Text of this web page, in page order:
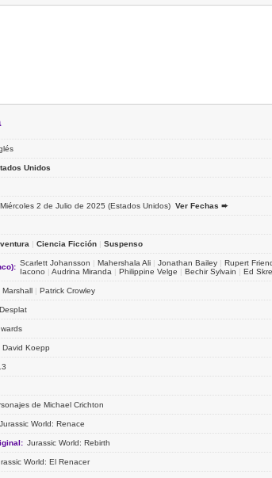
Unidos
Miércoles 2 de Julio de 2025 (Estados Unidos) Ver Fechas ➨
| Ciencia Ficción | Suspenso
Scarlett Johansson | Mahershala Ali | Jonathan Bailey | Rupert
Iacono | Audrina Miranda | Philippine Velge | Bechir Sylvain | Ed
Marshall | Patrick Crowley
David Koepp
de Michael Crichton
Jurassic World: Renace
Jurassic World: Rebirth
World: El Renacer